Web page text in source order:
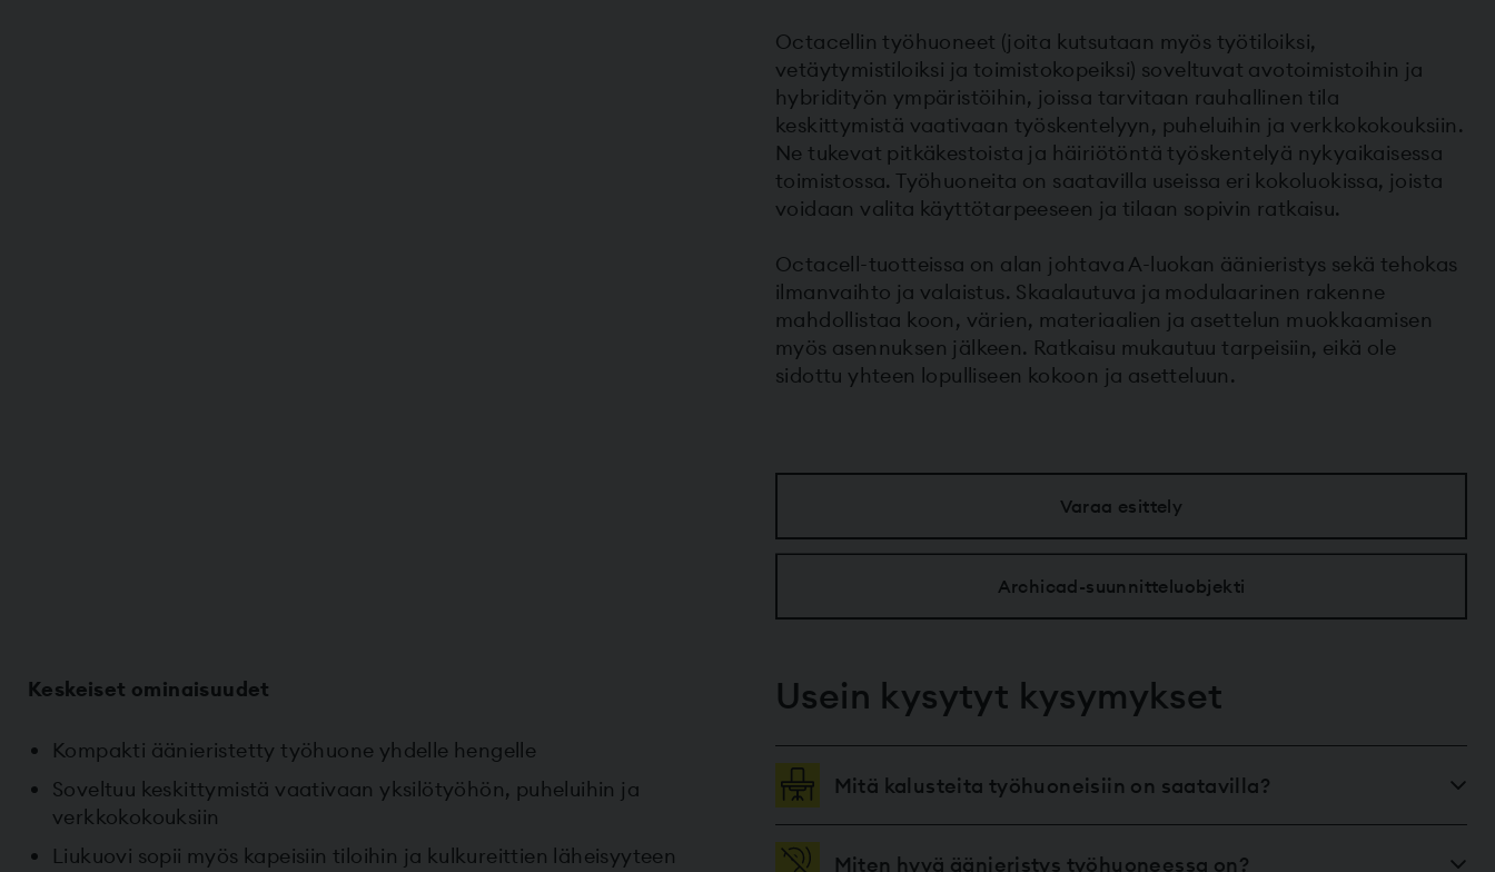
Octacellin työhuoneet (joita kutsutaan myös työtiloiksi,
vetäytymistiloiksi ja toimistokopeiksi) soveltuvat avotoimistoihin ja
hybridityön ympäristöihin, joissa tarvitaan rauhallinen tila
keskittymistä vaativaan työskentelyyn, puheluihin ja verkkokokouksiin.
Ne tukevat pitkäkestoista ja häiriötöntä työskentelyä nykyaikaisessa
toimistossa. Työhuoneita on saatavilla useissa eri kokoluokissa, joista
voidaan valita käyttötarpeeseen ja tilaan sopivin ratkaisu.
Octacell-tuotteissa on alan johtava A-luokan äänieristys sekä tehokas
ilmanvaihto ja valaistus. Skaalautuva ja modulaarinen rakenne
mahdollistaa koon, värien, materiaalien ja asettelun muokkaamisen
myös asennuksen jälkeen. Ratkaisu mukautuu tarpeisiin, eikä ole
sidottu yhteen lopulliseen kokoon ja asetteluun.
Varaa esittely
Archicad-suunnitteluobjekti
Keskeiset ominaisuudet
Kompakti äänieristetty työhuone yhdelle hengelle
Soveltuu keskittymistä vaativaan yksilötyöhön, puheluihin ja
verkkokokouksiin
Liukuovi sopii myös kapeisiin tiloihin ja kulkureittien läheisyyteen
Usein kysytyt kysymykset
Mitä kalusteita työhuoneisiin on saatavilla?
Miten hyvä äänieristys työhuoneessa on?